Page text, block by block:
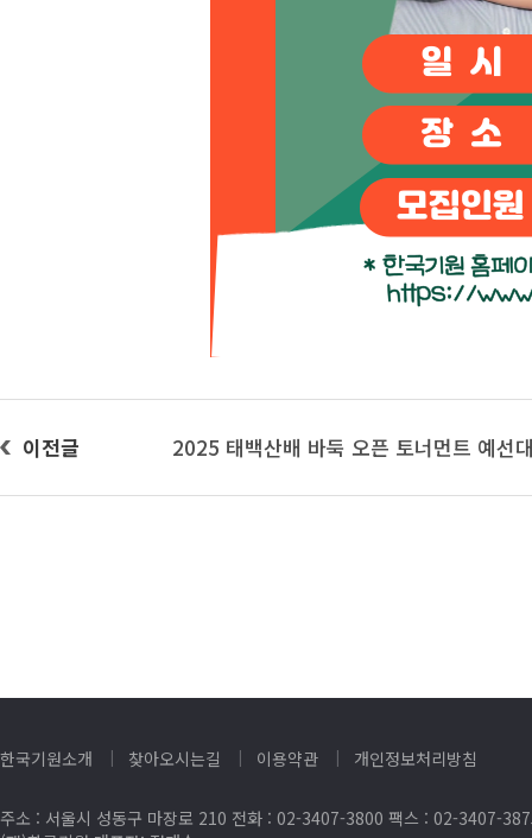
이전글 2025 태백산배 바둑 오픈 토너먼트 예선
한국기원소개 찾아오시는길 이용약관 개인정보처리방침
주소 : 서울시 성동구 마장로 210 전화 : 02-3407-3800 팩스 : 02-3407-